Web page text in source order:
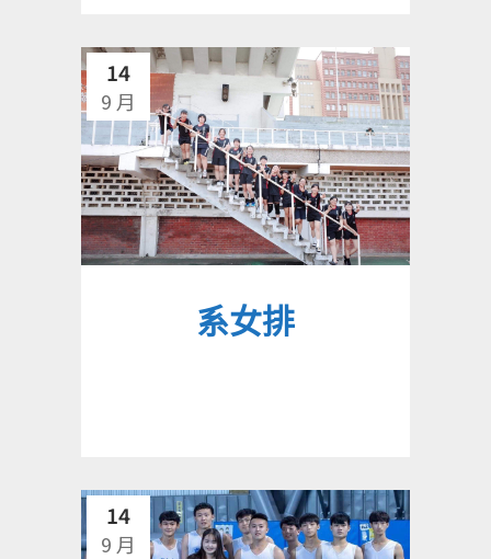
14
9 月
系女排
14
9 月